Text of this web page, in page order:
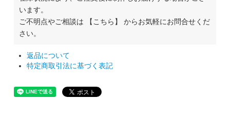
います。
ご不明点やご相談は
【こちら】
からお気軽にお問合せくだ
さい。
返品について
特定商取引法に基づく表記